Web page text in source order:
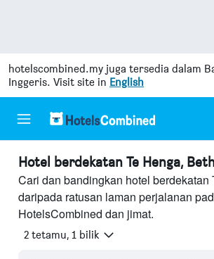
hotelscombined.my juga tersedia dalam
Inggeris. Visit site in English
Hotel berdekatan Te Henga,
Cari dan bandingkan hotel berdekatan
daripada ratusan laman perjalanan
HotelsCombined dan jimat.
2 tetamu, 1 bilik